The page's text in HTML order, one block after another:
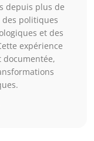
depuis plus de
politiques
et des
expérience